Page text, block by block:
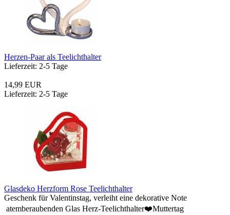
Herzen-Paar als Teelichthalter
Lieferzeit: 2-5 Tage
14,99 EUR
Lieferzeit: 2-5 Tage
Glasdeko Herzform Rose Teelichthalter
Geschenk für Valentinstag, verleiht eine dekorative Note
atemberaubenden Glas Herz-Teelichthalter❤️Muttertag